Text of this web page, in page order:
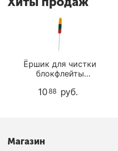
Ёршик для чистки
блокфлейты
1088 руб.
Магазин